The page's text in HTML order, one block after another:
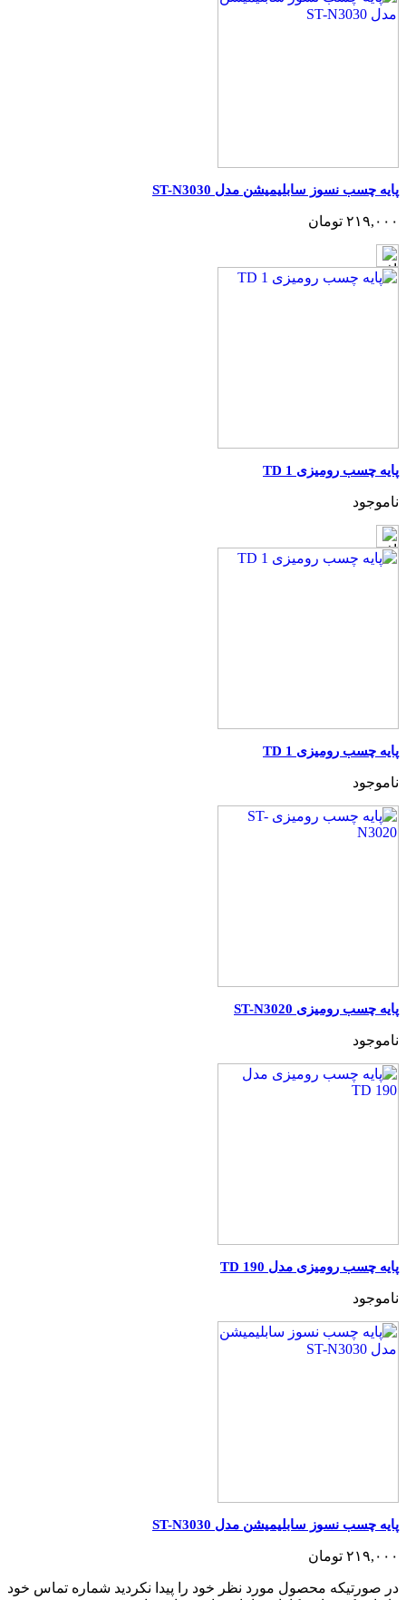
پایه چسب نسوز سابلیمیشن مدل ST-N3030
۲۱۹,۰۰۰ تومان
پایه چسب رومیزی TD 1
ناموجود
پایه چسب رومیزی TD 1
ناموجود
پایه چسب رومیزی ST-N3020
ناموجود
پایه چسب رومیزی مدل TD 190
ناموجود
پایه چسب نسوز سابلیمیشن مدل ST-N3030
۲۱۹,۰۰۰ تومان
در صورتیکه محصول مورد نظر خود را پیدا نکردید شماره تماس خود